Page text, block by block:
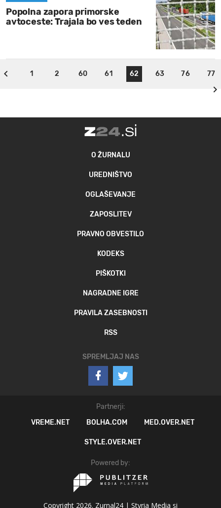
Popolna zapora primorske
avtoceste: Trajala bo ves teden
1 2 60 61 62 63 76 77
O ŽURNALU
UREDNIŠTVO
OGLAŠEVANJE
ZAPOSLITEV
PRAVNO OBVESTILO
KODEKS
PIŠKOTKI
NAGRADNE IGRE
PRAVILA ZASEBNOSTI
RSS
SPREMLJAJ NAS
Partnerji:
VREME.NET
BOLHA.COM MED.OVER.NET
STYLE.OVER.NET
Powered by:
Copyright 2026. Zurnal24 | Styria Media si